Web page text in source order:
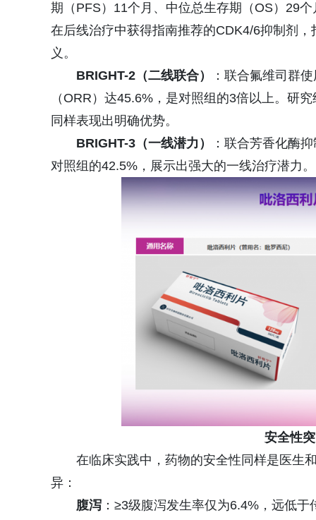
期（PFS）11个月、中位总生存期（OS）29
在后线治疗中获得指南推荐的CDK4/6抑制剂
义。
BRIGHT-2（二线联合）
：联合氟维司群
（ORR）达45.6%，是对照组的3倍以上。研
同样表现出明确优势。
BRIGHT-3（一线潜力）
：联合芳香化酶
对照组的42.5%，展示出强大的一线治疗潜力。
安全性
在临床实践中，药物的安全性同样是医生
异：
腹泻 ：≥3级腹泻发生率仅为6.4%，远低